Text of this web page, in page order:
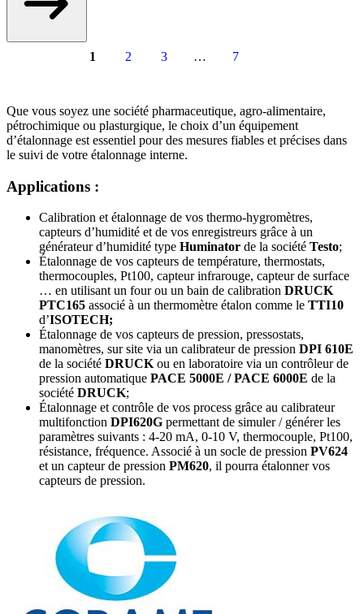
1 2 3 … 7
Que vous soyez une société pharmaceutique, agro-alimentaire,
pétrochimique ou plasturgique, le choix d’un équipement
d’étalonnage est essentiel pour des mesures fiables et précises dans
le suivi de votre étalonnage interne.
Applications :
Calibration et étalonnage de vos thermo-hygromètres,
capteurs d’humidité et de vos enregistreurs grâce à un
générateur d’humidité type Huminator de la société Testo;
Étalonnage de vos capteurs de température, thermostats,
thermocouples, Pt100, capteur infrarouge, capteur de surface
… en utilisant un four ou un bain de calibration DRUCK
PTC165 associé à un thermomètre étalon comme le TTI10
d’ISOTECH;
Étalonnage de vos capteurs de pression, pressostats,
manomètres, sur site via un calibrateur de pression DPI 610E
de la société DRUCK ou en laboratoire via un contrôleur de
pression automatique PACE 5000E / PACE 6000E de la
société DRUCK;
Étalonnage et contrôle de vos process grâce au calibrateur
multifonction DPI620G permettant de simuler / générer les
paramètres suivants : 4-20 mA, 0-10 V, thermocouple, Pt100,
résistance, fréquence. Associé à un socle de pression PV624
et un capteur de pression PM620, il pourra étalonner vos
capteurs de pression.